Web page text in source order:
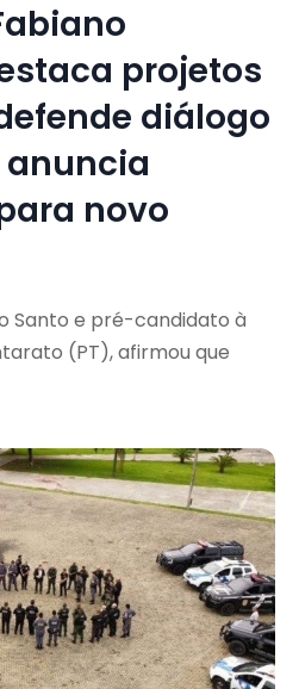
projetos
diálogo
anuncia
novo
Santo e pré-candidato à
(PT), afirmou que